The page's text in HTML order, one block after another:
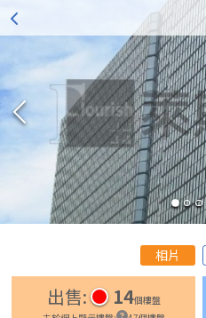
更多出租樓盤
相片
出售: 14個樓盤